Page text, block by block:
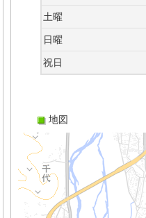
土曜
日曜
祝日
地図